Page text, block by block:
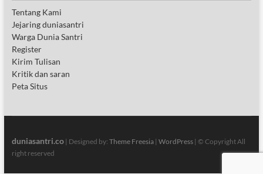
Tentang Kami
Jejaring duniasantri
Warga Dunia Santri
Register
Kirim Tulisan
Kritik dan saran
Peta Situs
duniasantri.co| Designed by: Theme Freesia| WordPress| © Copyright All
right reserved